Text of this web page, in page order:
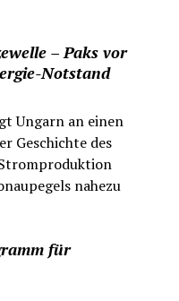
– Paks vor
Notstand
Ungarn an einen
Geschichte des
nahezu
für